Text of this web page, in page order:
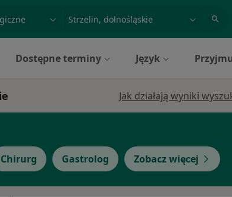
miasto lub dzielnica
Dostępne terminy Język
Jak działają wyniki
Chirurg Gastrolog Zobacz więcej